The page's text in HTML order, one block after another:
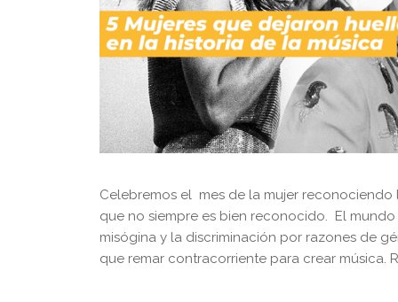
Celebremos el mes de la mujer
que no siempre es bien reconocido. El
misógina y la discriminación por razones de
que remar contracorriente para crear música.